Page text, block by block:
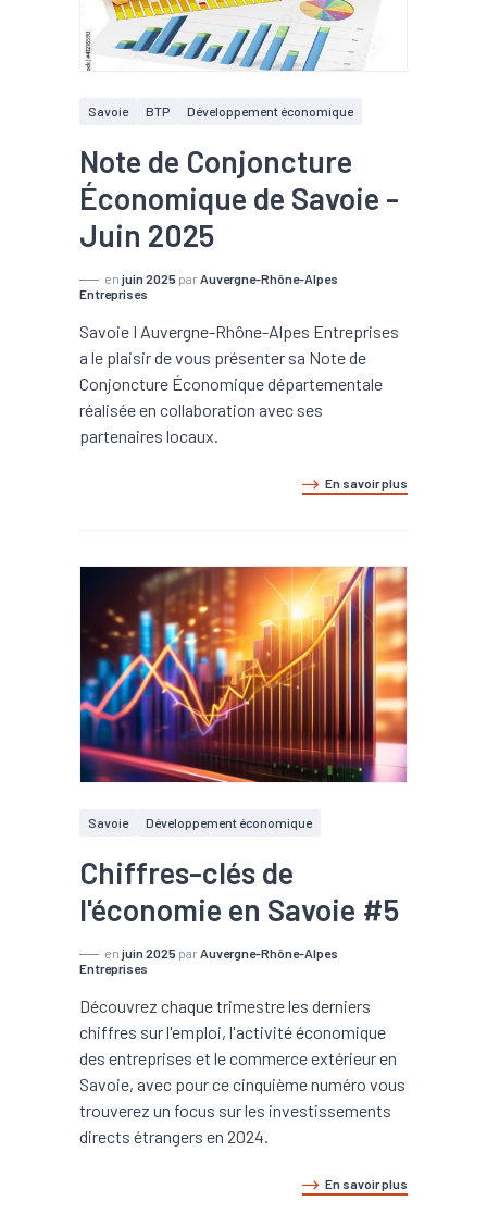
Savoie BTP Développement économique
Note de Conjoncture
Économique de Savoie -
Juin 2025
en juin 2025 par Auvergne-Rhône-Alpes
Entreprises
Savoie I Auvergne-Rhône-Alpes Entreprises
a le plaisir de vous présenter sa Note de
Conjoncture Économique départementale
réalisée en collaboration avec ses
partenaires locaux.
En savoir plus
Savoie Développement économique
Chiffres-clés de
l'économie en Savoie #5
en juin 2025 par Auvergne-Rhône-Alpes
Entreprises
Découvrez chaque trimestre les derniers
chiffres sur l'emploi, l'activité économique
des entreprises et le commerce extérieur en
Savoie, avec pour ce cinquième numéro vous
trouverez un focus sur les investissements
directs étrangers en 2024.
En savoir plus